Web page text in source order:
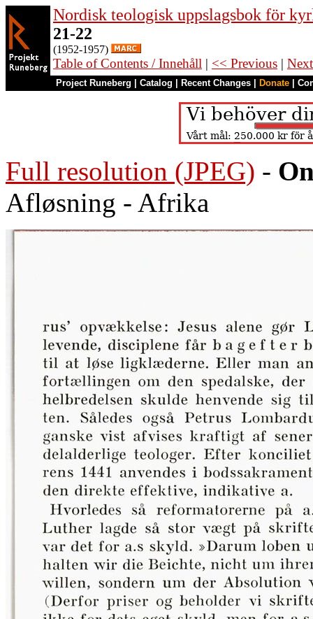
Nordisk teologisk uppslagsbok för
21-22
(1952-1957)
Table of Contents / Innehåll | << Previous |
Project Runeberg Catalog Recent Changes Donate
Full resolution (JPEG) -
Afløsning - Afrika